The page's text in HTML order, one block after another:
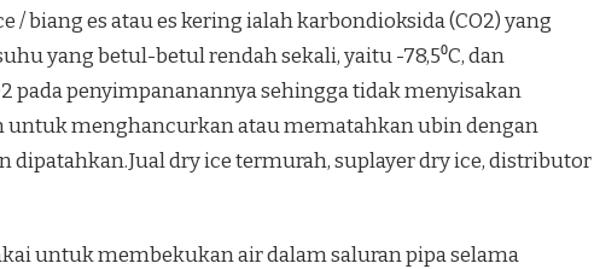
/ biang es atau es kering ialah karbondioksida (CO2) yang
yang betul-betul rendah sekali, yaitu -78,5⁰C, dan
pada penyimpananannya sehingga tidak menyisakan
untuk menghancurkan atau mematahkan ubin dengan
dry ice termurah, suplayer dry ice, distributor
untuk membekukan air dalam saluran pipa selama